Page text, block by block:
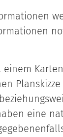
einem
Planskizze
eine